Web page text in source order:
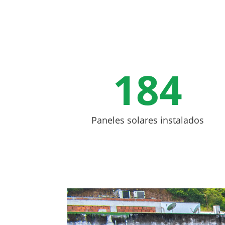
184
Paneles solares instalados